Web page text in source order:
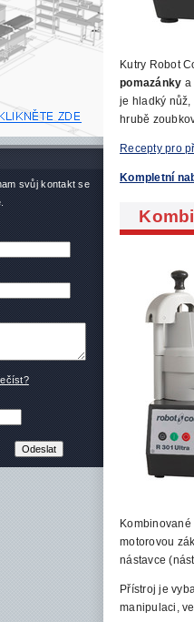
svůj kontakt se
Kutry Robot
pomazánky a
je hladký
hrubě
Recepty pro
Kompletní
Kombinované
motorovou
nástavce
Přístroj je
manipulaci,